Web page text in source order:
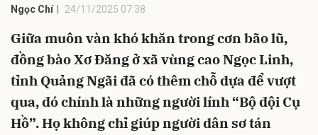
Ngọc Chí 24/11/2025 07:38
Giữa muôn vàn khó khăn trong cơn bão lũ,
đồng bào Xơ Đăng ở xã vùng cao Ngọc Linh,
tỉnh Quảng Ngãi đã có thêm chỗ dựa để vượt
qua, đó chính là những người lính “Bộ đội Cụ
Hồ”. Họ không chỉ giúp người dân sơ tán
Hủy Gửi